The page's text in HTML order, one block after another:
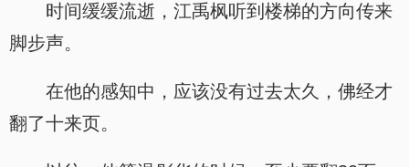
时间缓缓流逝，江禹枫听到楼梯的方向传来
脚步声。
在他的感知中，应该没有过去太久，佛经才
翻了十来页。